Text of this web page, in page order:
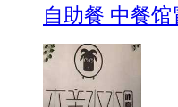
自助餐 中餐